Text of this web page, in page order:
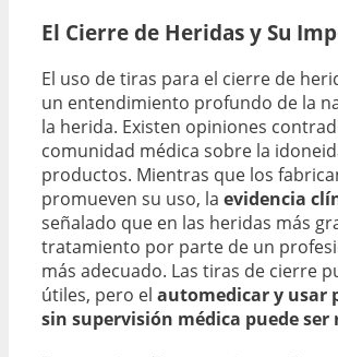
El Cierre de Heridas y Su
El uso de tiras para el cierre de
un entendimiento profundo de la
la herida. Existen opiniones
comunidad médica sobre la
productos. Mientras que los
promueven su uso, la evidencia
señalado que en las heridas más
tratamiento por parte de un
más adecuado. Las tiras de cierre
útiles, pero el automedicar y usar
sin supervisión médica puede ser